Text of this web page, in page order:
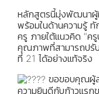
หลักสูตรนี้มุ่งพัฒนาผู้
พร้อมในด้านความรู้
ครู ภายใต้แนวคิด "ค
คุณภาพที่สามารถปรับ
ที่ 21 ได้อย่างแท้จริง
ขอขอบคุณผู้ส
ความยินดีกับก้าวแรก